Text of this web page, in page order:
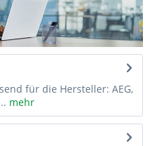
für die Hersteller: AEG,
mehr